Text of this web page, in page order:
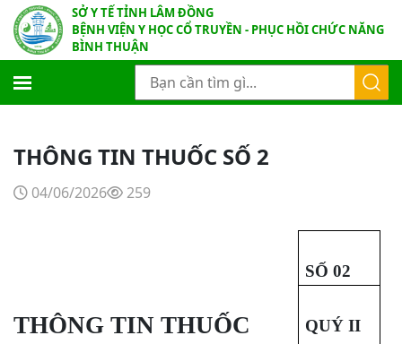
SỞ Y TẾ TỈNH LÂM ĐỒNG
BỆNH VIỆN Y HỌC CỔ TRUYỀN - PHỤC HỒI CHỨC NĂNG
BÌNH THUẬN
THÔNG TIN THUỐC SỐ 2
04/06/2026 259
SỐ 02
QUÝ II
THÔNG TIN THUỐC